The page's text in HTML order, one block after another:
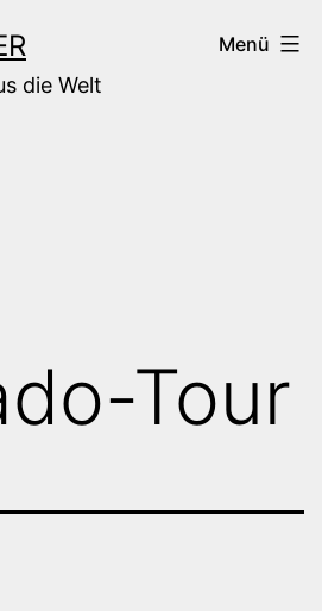
die Welt
Menü
Tour